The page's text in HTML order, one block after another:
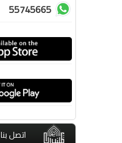
55745665
اتصل بنا